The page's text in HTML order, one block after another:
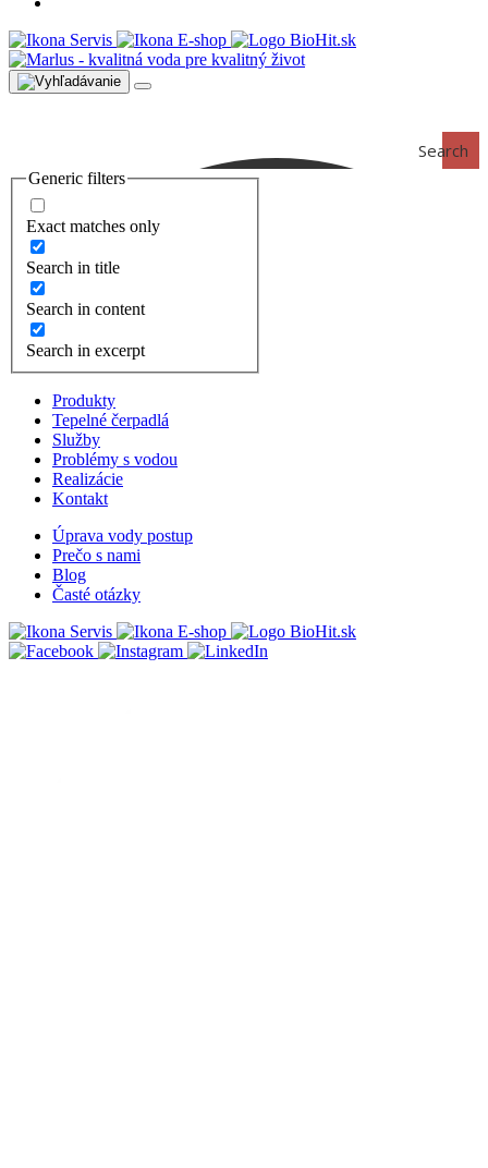
Servis E-shop
Search
Generic filters
Exact matches only
Search in title
Search in content
Search in excerpt
Produkty
Tepelné čerpadlá
Služby
Problémy s vodou
Realizácie
Kontakt
Úprava vody postup
Prečo s nami
Blog
Časté otázky
Servis
E-shop